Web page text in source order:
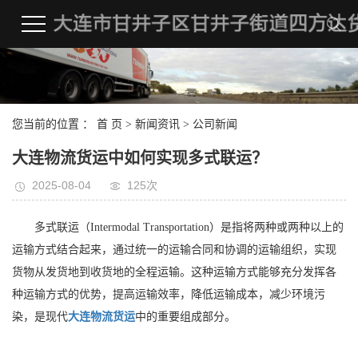
您当前的位置 ： 首 页 > 新闻资讯 > 公司新闻
大连物流货运中如何实现多式联运？
2025-08-04 125次
多式联运（Intermodal Transportation）是指将两种或两种以上的
运输方式结合起来，通过统一的运输合同和协调的运输组织，实现
货物从发货地到收货地的全程运输。这种运输方式能够充分发挥各
种运输方式的优势，提高运输效率，降低运输成本，减少环境污
染，是现代大连物流货运中的重要组成部分。